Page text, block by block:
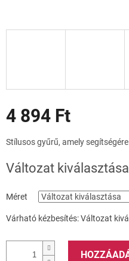
4 894 Ft
Stílusos gyűrű, amely
Változat kiválasztása
Méret
Várható kézbesítés:Változat